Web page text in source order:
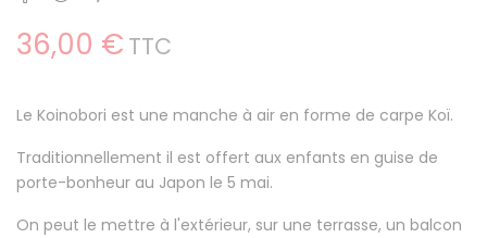
36,00 € TTC
Le Koinobori est une manche à air en forme de carpe Koï.
Traditionnellement il est offert aux enfants en guise de
porte-bonheur au Japon le 5 mai.
On peut le mettre à l'extérieur, sur une terrasse, un balcon